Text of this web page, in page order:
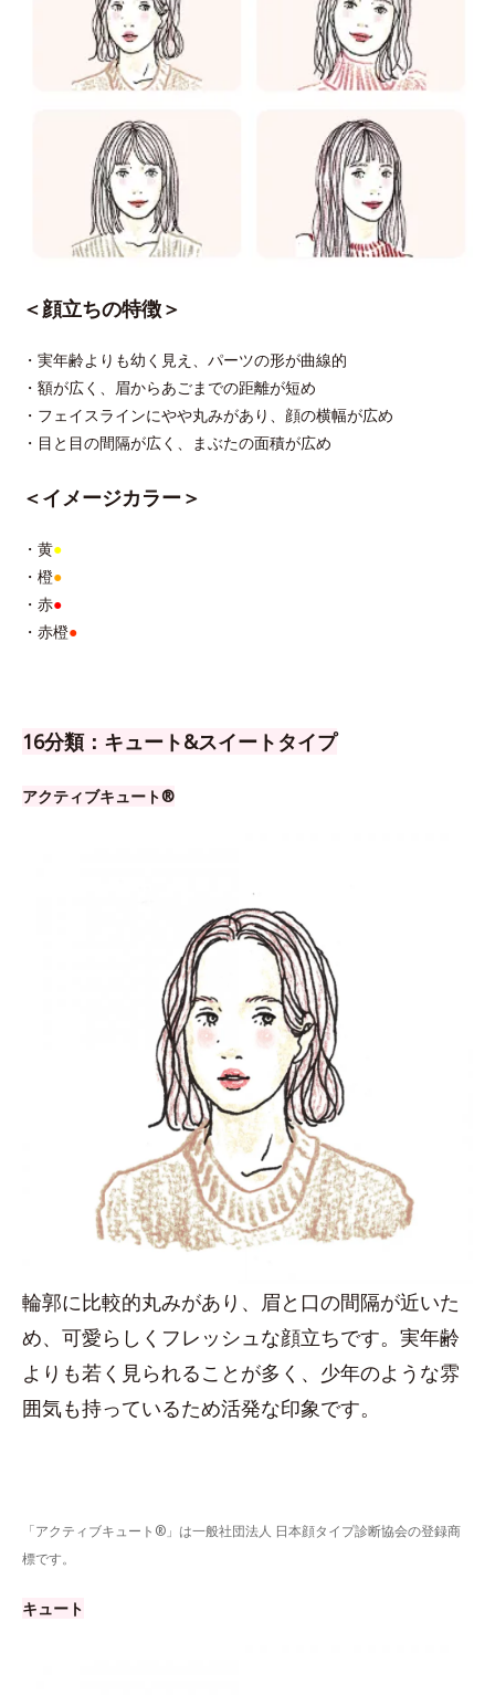
＜顔立ちの特徴＞
・実年齢よりも幼く見え、パーツの形が曲線的
・額が広く、眉からあごまでの距離が短め
・フェイスラインにやや丸みがあり、顔の横幅が広め
・目と目の間隔が広く、まぶたの面積が広め
＜イメージカラー＞
・黄●
・橙●
・赤●
・赤橙●
16分類：キュート&スイートタイプ
アクティブキュート®
輪郭に比較的丸みがあり、眉と口の間隔が近いた
め、可愛らしくフレッシュな顔立ちです。実年齢
よりも若く見られることが多く、少年のような雰
囲気も持っているため活発な印象です。
「アクティブキュート®」は一般社団法人 日本顔タイプ診断協会の登録商
標です。
キュート